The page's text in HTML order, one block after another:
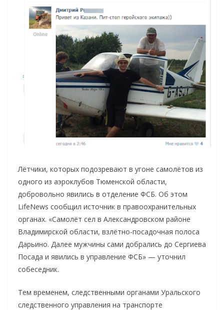
Лётчики, которых подозревают в угоне самолётов из
одного из аэроклубов Тюменской области,
добровольно явились в отделение ФСБ. Об этом
LifeNews сообщил источник в правоохранительных
органах. «Самолёт сел в Александровском районе
Владимирской области, взлётно-посадочная полоса
Дарьино. Далее мужчины сами добрались до Сергиева
Посада и явились в управление ФСБ» — уточнил
собеседник.
Тем временем, следственными органами Уральского
следственного управления на транспорте